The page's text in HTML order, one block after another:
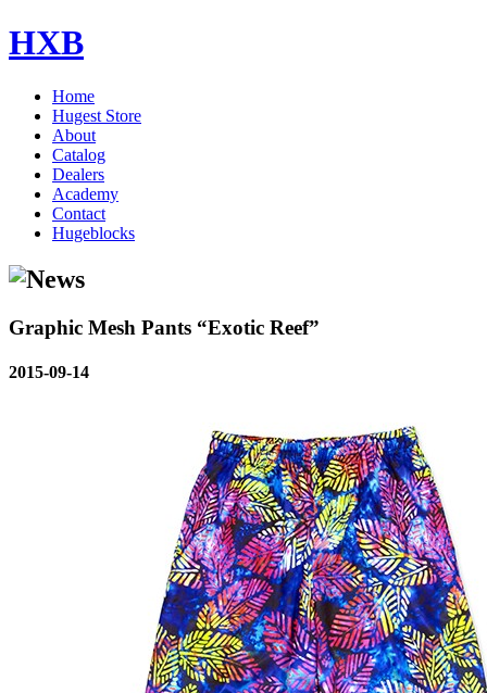
HXB
Home
Hugest Store
About
Catalog
Dealers
Academy
Contact
Hugeblocks
Graphic Mesh Pants “Exotic Reef”
2015-09-14